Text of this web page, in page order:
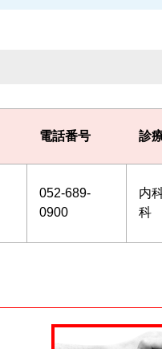
電話番号 診
052-689-
0900
内
科